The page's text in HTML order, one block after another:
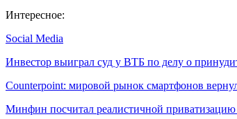
Интересное:
Social Media
Инвестор выиграл суд у ВТБ по делу о
Counterpoint: мировой рынок смартфонов
Минфин посчитал реалистичной